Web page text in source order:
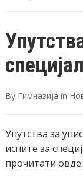
By Гимназија in
Упутства за
испите за
прочитати овде: